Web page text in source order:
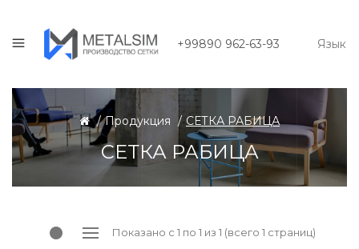
+99890 962-63-93 Язык
Продукция СЕТКА РАБИЦА
СЕТКА РАБИЦА
Показано с 1 по 1 из 1 (всего 1 страниц)